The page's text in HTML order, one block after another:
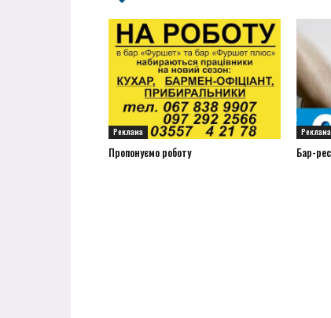
Реклама
Пропонуємо роботу
Реклама
Бар-